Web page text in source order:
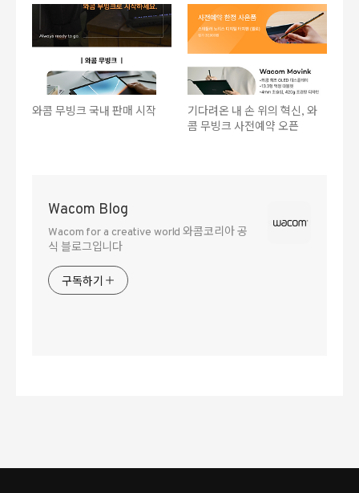
와콤 무빙크 국내 판매 시작
기다려온 내 손 위의 혁신, 와
콤 무빙크 사전예약 오픈
Wacom Blog
Wacom for a creative world 와콤코리아 공
식 블로그입니다
구독하기